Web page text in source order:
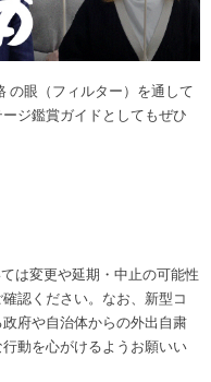
の眼（フィルター）を通して
ジ鑑賞ガイドとしてもぜひ
は変更や延期・中止の可能性
認ください。なお、新型コ
府や自治体からの外出自粛
動を心がけるようお願いい